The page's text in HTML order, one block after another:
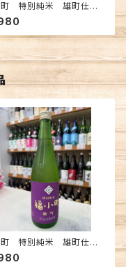
町 特別純米 雄町仕込
町 特別純米 雄町仕込